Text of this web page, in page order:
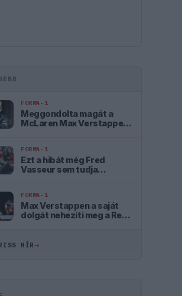
FORMA-1
Meggondolta magát a
McLaren Max Verstappen
FORMA-1
Ezt a hibát még Fred
Vasseur sem tudja
FORMA-1
Max Verstappen a saját
dolgát nehezíti meg a Red
HÍR→